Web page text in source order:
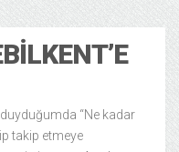
duyduğumda “Ne kadar
takip etmeye